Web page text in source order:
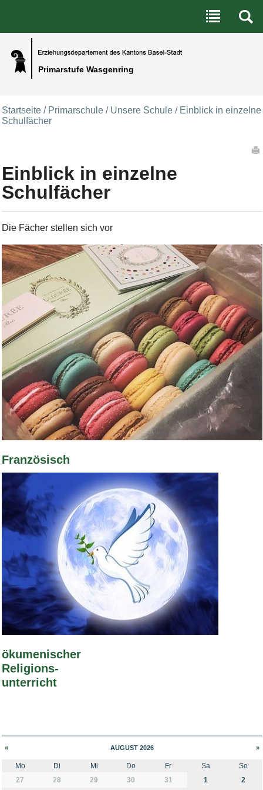
Primarstufe Wasgenring
Benutzerspezifische Werkzeuge
Direkt zum Inhalt|Direkt zur Navigation
Startseite / Primarschule / Unsere Schule / Einblick in einzelne
Schulfächer
Einblick in einzelne
Schulfächer
Die Fächer stellen sich vor
Französisch
ökumenischer
Religions-
unterricht
« AUGUST 2026 »
month-8
Mo Di Mi Do Fr Sa
So
27
28 29 30 31 1 2